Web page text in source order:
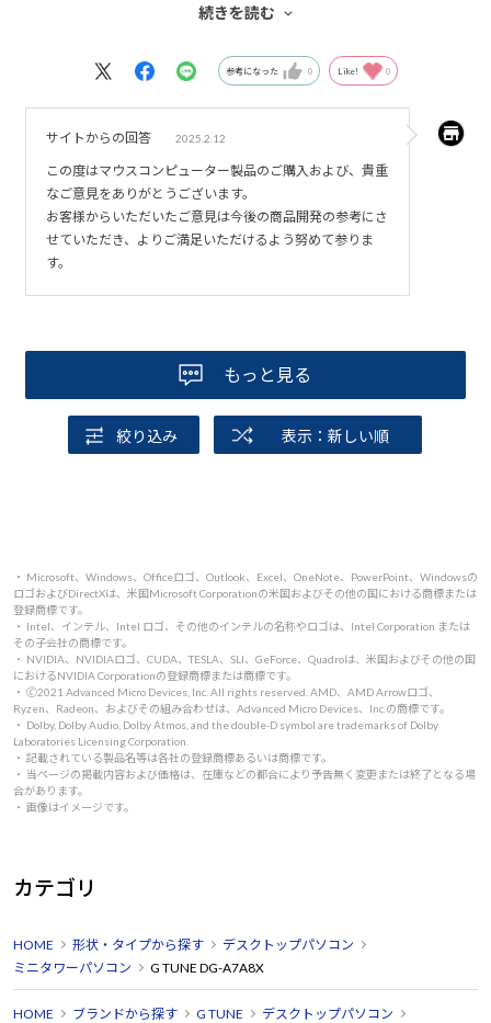
ルドまでなので、もうちょっと上げるオプションが合って
続きを読む
参考になった 0 Like! 0
サイトからの回答 2025.2.12
この度はマウスコンピューター製品のご購入および、貴重
なご意見をありがとうございます。
お客様からいただいたご意見は今後の商品開発の参考にさ
せていただき、よりご満足いただけるよう努めて参りま
す。
もっと見る
絞り込み 表示：新しい順
・ Microsoft、Windows、Officeロゴ、Outlook、Excel、OneNote、PowerPoint、Windowsの
ロゴおよびDirectXは、米国Microsoft Corporationの米国およびその他の国における商標または
登録商標です。
・ Intel、インテル、Intel ロゴ、その他のインテルの名称やロゴは、Intel Corporation または
その子会社の商標です。
・ NVIDIA、NVIDIAロゴ、CUDA、TESLA、SLI、GeForce、Quadroは、米国およびその他の国
におけるNVIDIA Corporationの登録商標または商標です。
・ 🄫2021 Advanced Micro Devices, Inc. All rights reserved. AMD、AMD Arrowロゴ、
Ryzen、Radeon、およびその組み合わせは、Advanced Micro Devices、Inc.の商標です。
・ Dolby, Dolby Audio, Dolby Atmos, and the double-D symbol are trademarks of Dolby
Laboratories Licensing Corporation.
・ 記載されている製品名等は各社の登録商標あるいは商標です。
・ 当ページの掲載内容および価格は、在庫などの都合により予告無く変更または終了となる場
合があります。
・ 画像はイメージです。
カテゴリ
HOME 形状・タイプから探す
デスクトップパソコン
ミニタワーパソコン
G TUNE DG-A7A8X
HOME ブランドから探す G TUNE
デスクトップパソコン